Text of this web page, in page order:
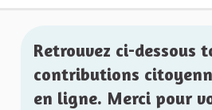
Retrouvez ci-dessous
contributions
en ligne. Merci pour